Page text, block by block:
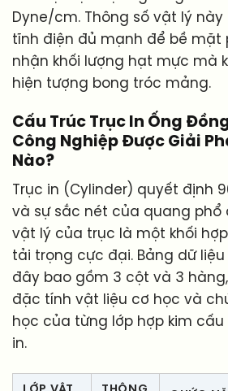
Dyne/cm. Thông số vật lý
tĩnh điện đủ mạnh để bề mặt
nhận khối lượng hạt mực mà
hiện tượng bong tróc mảng.
Cấu Trúc Trục In Ống
Công Nghiệp Được Giải
Nào?
Trục in (Cylinder) quyết định
và sự sắc nét của quang phổ
vật lý của trục là một khối
tải trọng cực đại. Bảng dữ
đây bao gồm 3 cột và 3
đặc tính vật liệu cơ học và
học của từng lớp hợp kim
in.